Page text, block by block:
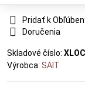
Pridať k
Doručenia
Skladové číslo:
Výrobca: SAIT